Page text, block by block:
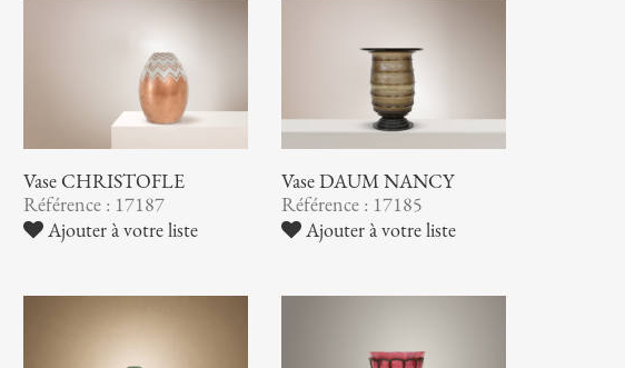
Vase CHRISTOFLE
Référence : 17187
Ajouter à votre liste
Vase DAUM NANCY
Référence : 17185
Ajouter à votre liste